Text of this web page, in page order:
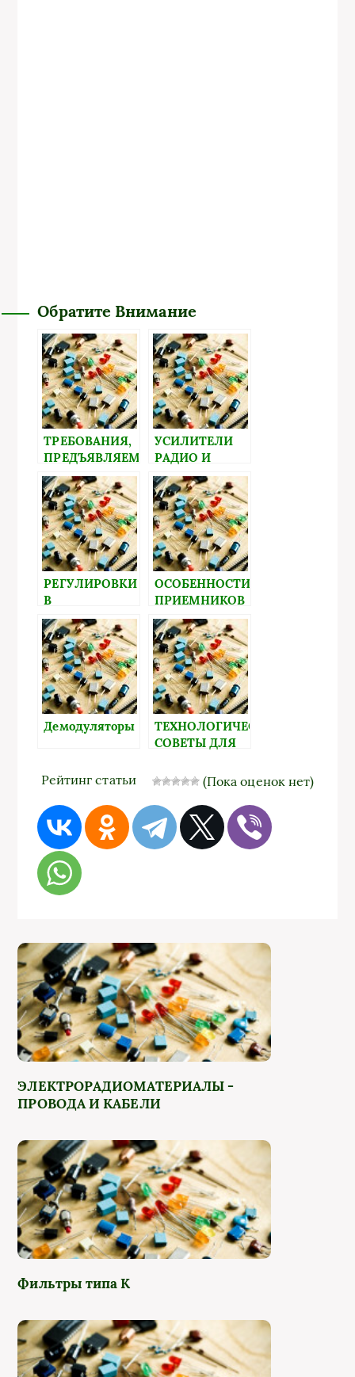
Обратите Внимание
ТРЕБОВАНИЯ,
ПРЕДЪЯВЛЯЕМЫЕ
К
ТРАНСФОРМАТОРАМ
НИЗКОЙ
ЧАСТОТЫ
УСИЛИТЕЛИ
РАДИО И
ПРОМЕЖУТОЧНОЙ
ЧАСТОТЫ
РЕГУЛИРОВКИ
В
УСИЛИТЕЛЯХ
ЗВУКОВЫХ
ЧАСТОТ
ОСОБЕННОСТИ
ПРИЕМНИКОВ
ЧАСТОТНО-
МОДУЛИРОВАННЫХ
СИГНАЛОВ
Демодуляторы
ТЕХНОЛОГИЧЕСКИЕ
СОВЕТЫ ДЛЯ
РАДИОЭЛЕКТРОННЫХ
САМОДЕЛОК
Рейтинг статьи (Пока оценок нет)
ЭЛЕКТРОРАДИОМАТЕРИАЛЫ -
ПРОВОДА И КАБЕЛИ
Фильтры типа К